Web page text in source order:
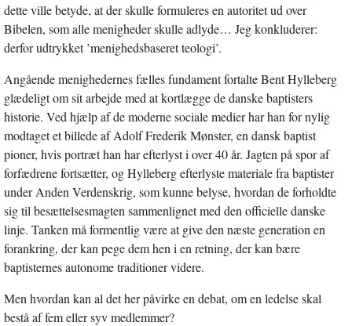
dette ville betyde, at der skulle formuleres en autoritet ud over
Bibelen, som alle menigheder skulle adlyde… Jeg konkluderer:
derfor udtrykket ’menighedsbaseret teologi’.
Angående menighedernes fælles fundament fortalte Bent Hylleberg
glædeligt om sit arbejde med at kortlægge de danske baptisters
historie. Ved hjælp af de moderne sociale medier har han for nylig
modtaget et billede af Adolf Frederik Mønster, en dansk baptist
pioner, hvis portræt han har efterlyst i over 40 år. Jagten på spor af
forfædrene fortsætter, og Hylleberg efterlyste materiale fra baptister
under Anden Verdenskrig, som kunne belyse, hvordan de forholdte
sig til besættelsesmagten sammenlignet med den officielle danske
linje. Tanken må formentlig være at give den næste generation en
forankring, der kan pege dem hen i en retning, der kan bære
baptisternes autonome traditioner videre.
Men hvordan kan al det her påvirke en debat, om en ledelse skal
bestå af fem eller syv medlemmer?